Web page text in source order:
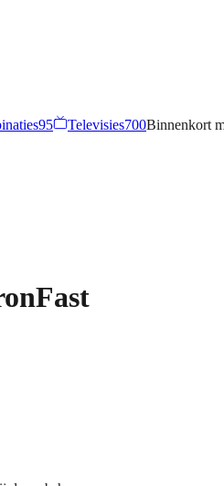
95 Televisies700Binnenkort